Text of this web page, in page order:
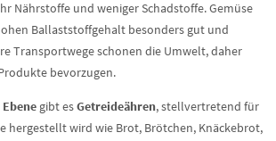
Nährstoffe und weniger Schadstoffe. Gemüse
Ballaststoffgehalt besonders gut und
Transportwege schonen die Umwelt, daher
bevorzugen.
gibt esGetreideähren, stellvertretend für
hergestellt wird wie Brot, Brötchen, Knäckebrot,